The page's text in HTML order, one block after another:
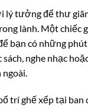
lý tưởng để thư
lành. Một chiếc
bạn có những
sách, nghe nhạc
trí ghế xếp tại ban